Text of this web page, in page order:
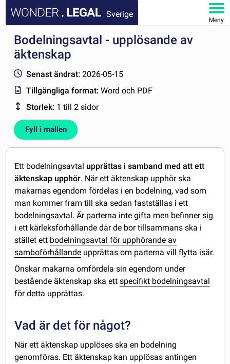
Sverige
Meny
STARTSIDA
FAQ
MITT KONTO
Bodelningsavtal - upplösande av
äktenskap
Senast ändrat: 2026-05-15
Tillgängliga format:Word och PDF
Storlek: 1 till 2 sidor
Fyll i mallen
Ett bodelningsavtal upprättas i samband med att ett
äktenskap upphör. När ett äktenskap upphör ska
makarnas egendom fördelas i en bodelning, vad som
man kommer fram till ska sedan fastställas i ett
bodelningsavtal. Är parterna inte gifta men befinner sig
i ett kärleksförhållande där de bor tillsammans ska i
stället ett bodelningsavtal för upphörande av
samboförhållande upprättas om parterna vill flytta isär.
Önskar makarna omfördela sin egendom under
bestående äktenskap ska ettspecifikt bodelningsavtal
för detta upprättas.
Vad är det för något?
När ett äktenskap upplöses ska en bodelning
genomföras. Ett äktenskap kan upplösas antingen